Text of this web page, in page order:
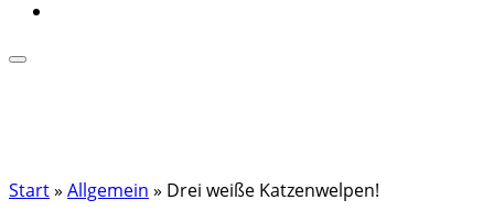
Start» Allgemein » Drei weiße Katzenwelpen!